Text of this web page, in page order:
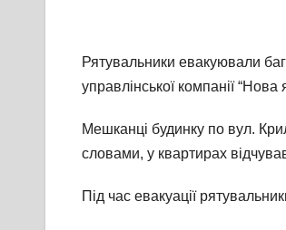
Рятувальники евакуювали
управлінської компанії “Нова
Мешканці будинку по вул.
словами, у квартирах
Під час евакуації